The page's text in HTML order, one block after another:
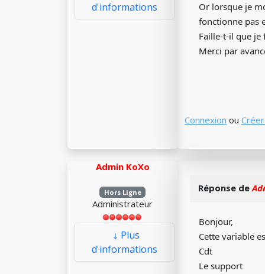
d'informations
Or lorsque je
fonctionne pas
Faille-t-il que je
Merci par
Connexion ou
Admin KoXo
Hors Ligne
Administrateur
Plus
d'informations
Réponse de
Bonjour,
Cette variable
Cdt
Le support